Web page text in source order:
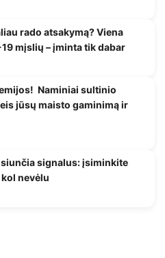
rado atsakymą? Viena
mįslių – įminta tik dabar
Naminiai sultinio
jūsų maisto gaminimą ir
signalus: įsiminkite
nevėlu